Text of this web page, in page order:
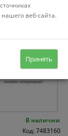
В наличии
Код: 7483160
веб-сайта.
Принять